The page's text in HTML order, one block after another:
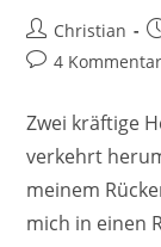
Beitrags-
Autor:
Christian
Beitrags-
4
Zwei kräftige
verkehrt
meinem
mich in einen